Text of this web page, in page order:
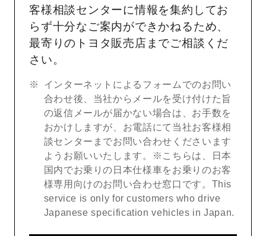
客様相談センターに情報を集約してお
らず十分なご案内ができかねるため、
最寄りのトヨタ販売店までご相談くだ
さい。
インターネットによるフォームでのお問い
合わせ後、当社からメールを受け付けた旨
の返信メールが届かない場合は、お手数を
おかけしますが、お電話にて当社お客様相
談センターまでお問い合わせくださいます
ようお願いいたします。※こちらは、日本
国内でお乗りの日本仕様車をお乗りのお客
様専用向けのお問い合わせ窓口です。This
service is only for customers who drive
Japanese specification vehicles in Japan.